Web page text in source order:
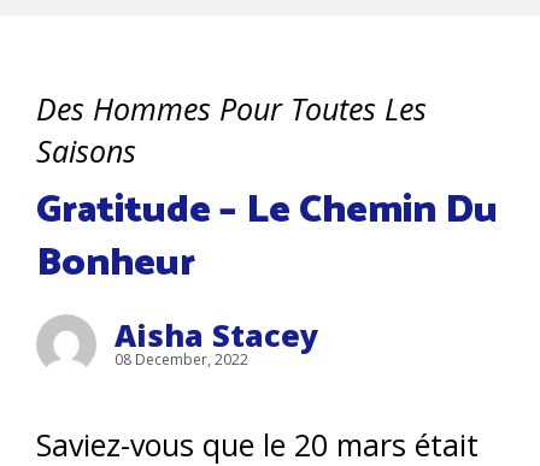
Des Hommes Pour Toutes Les
Saisons
Gratitude – Le Chemin Du
Bonheur
Aisha Stacey
08 December, 2022
Saviez-vous que le 20 mars était